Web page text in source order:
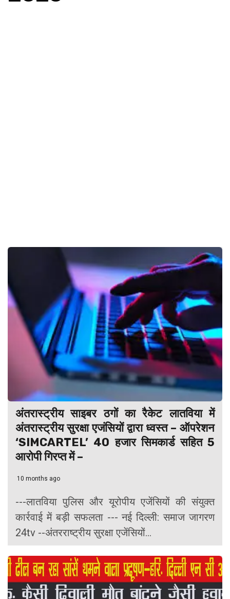
अंतरास्ट्रीय साइबर ठगों का रैकेट लातविया में
अंतरास्ट्रीय सुरक्षा एजंसियों द्वारा ध्वस्त – ऑपरेशन
‘SIMCARTEL’ 40 हजार सिमकार्ड सहित 5
आरोपी गिरप्त में –
10 months ago
---लातविया पुलिस और यूरोपीय एजेंसियों की संयुक्त
कार्रवाई में बड़ी सफलता --- नई दिल्ली: समाज जागरण
24tv --अंतरराष्ट्रीय सुरक्षा एजेंसियों...